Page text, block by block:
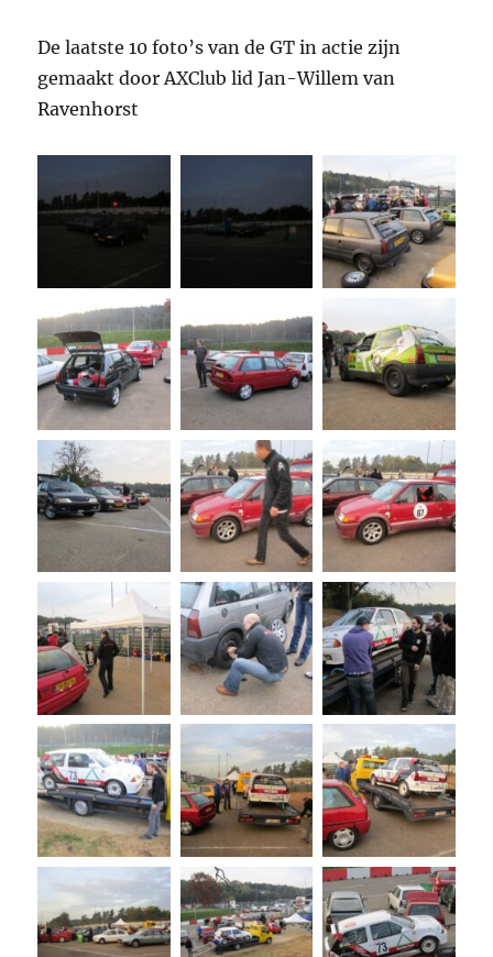
De laatste 10 foto’s van de GT in actie zijn
gemaakt door AXClub lid Jan-Willem van
Ravenhorst